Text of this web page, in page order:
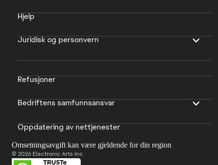
Hjelp
Juridisk og personvern
Refusjoner
Bedriftens samfunnsansvar
Oppdatering av nettjenester
Omsetningsavgift kan være gjeldende for din region
© 2026 Electronic Arts Inc.